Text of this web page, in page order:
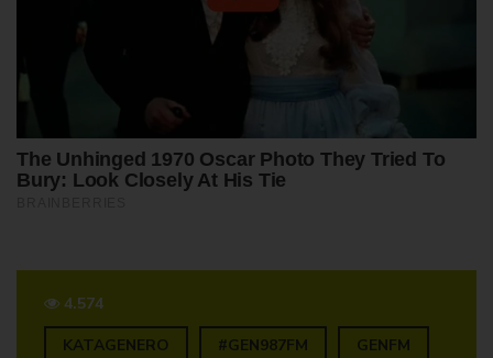
4.574
KATAGENERO
#GEN987FM GENFM